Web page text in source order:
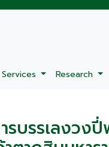
Services Research
บรรเลงวง